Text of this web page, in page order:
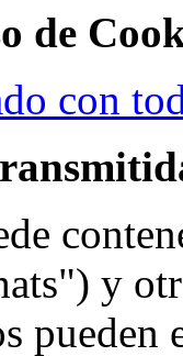
de
con
y
pueden